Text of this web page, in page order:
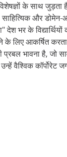
के साथ
और डोमेन-
देश भर के
लिए आकर्षित
भावना है, जो
वैश्विक कॉर्पोरेट